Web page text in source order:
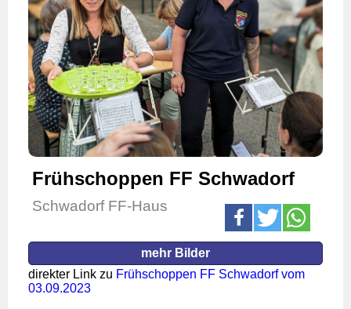
Frühschoppen FF Schwadorf
Schwadorf FF-Haus
mehr Bilder
direkter Link zu Frühschoppen FF Schwadorf vom
03.09.2023